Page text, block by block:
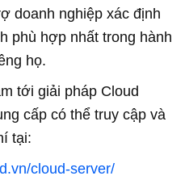
doanh nghiệp xác định
phù hợp nhất trong hành
họ.
tới giải pháp Cloud
cấp có thể truy cập và
tại:
cloud-server/